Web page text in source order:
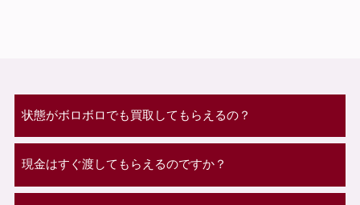
状態がボロボロでも買取してもらえるの？
現金はすぐ渡してもらえるのですか？